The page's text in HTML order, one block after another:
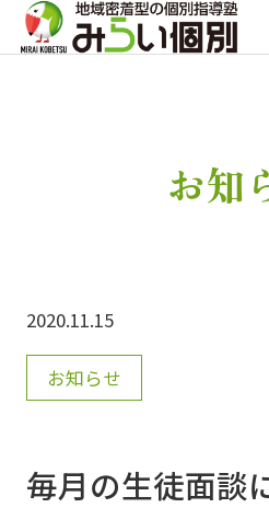
お知
2020.11.15
お知らせ
毎月の生徒面談